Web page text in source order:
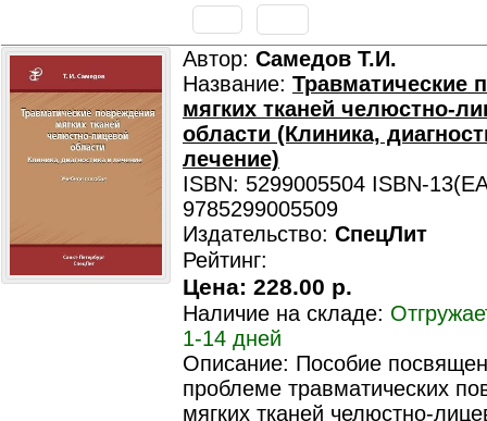
Автор: Самедов Т.И.
Название: Травматические
мягких тканей челюстно-
области (Клиника,
лечение)
ISBN: 5299005504 ISBN-
9785299005509
Издательство: СпецЛит
Рейтинг:
Цена: 228.00 р.
Наличие на складе:
1-14 дней
Описание: Пособие
проблеме травматических
мягких тканей челюстно-